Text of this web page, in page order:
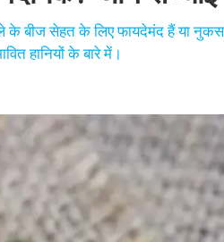
बीज सेहत के लिए फायदेमंद हैं या
हानियों के बारे में।